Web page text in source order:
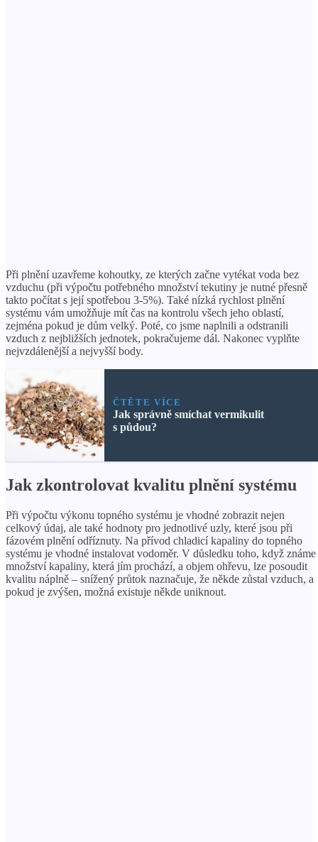
Při plnění uzavřeme kohoutky, ze kterých začne vytékat voda bez
vzduchu (při výpočtu potřebného množství tekutiny je nutné přesně
takto počítat s její spotřebou 3-5%). Také nízká rychlost plnění
systému vám umožňuje mít čas na kontrolu všech jeho oblastí,
zejména pokud je dům velký. Poté, co jsme naplnili a odstranili
vzduch z nejbližších jednotek, pokračujeme dál. Nakonec vyplňte
nejvzdálenější a nejvyšší body.
ČTĚTE VÍCE
Jak správně smíchat vermikulit
s půdou?
Jak zkontrolovat kvalitu plnění systému
Při výpočtu výkonu topného systému je vhodné zobrazit nejen
celkový údaj, ale také hodnoty pro jednotlivé uzly, které jsou při
fázovém plnění odříznuty. Na přívod chladicí kapaliny do topného
systému je vhodné instalovat vodoměr. V důsledku toho, když známe
množství kapaliny, která jím prochází, a objem ohřevu, lze posoudit
kvalitu náplně – snížený průtok naznačuje, že někde zůstal vzduch, a
pokud je zvýšen, možná existuje někde uniknout.